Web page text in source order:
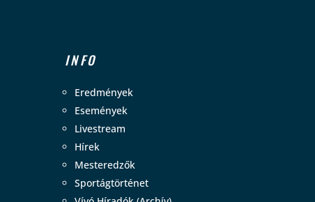
INFO
Eredmények
Események
Livestream
Hírek
Mesteredzők
Sportágtörténet